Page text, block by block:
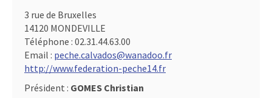
3 rue de Bruxelles
14120 MONDEVILLE
Téléphone : 02.31.44.63.00
Email : peche.calvados@wanadoo.fr
http://www.federation-peche14.fr
Président : GOMES Christian